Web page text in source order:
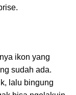
ikon yang
sudah ada.
lalu bingung